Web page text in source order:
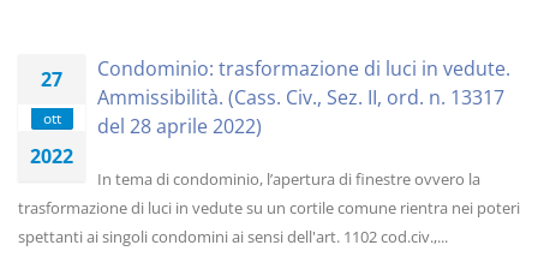
27
ott
2022
Condominio: trasformazione di luci in vedute.
Ammissibilità. (Cass. Civ., Sez. II, ord. n. 13317
del 28 aprile 2022)
In tema di condominio, l’apertura di finestre ovvero la
trasformazione di luci in vedute su un cortile comune rientra nei poteri
spettanti ai singoli condomini ai sensi dell'art. 1102 cod.civ.,...